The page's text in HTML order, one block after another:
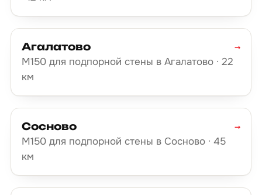
Агалатово
М150 для подпорной стены в Агалатово · 22
км
→
Сосново
М150 для подпорной стены в Сосново · 45
км
→